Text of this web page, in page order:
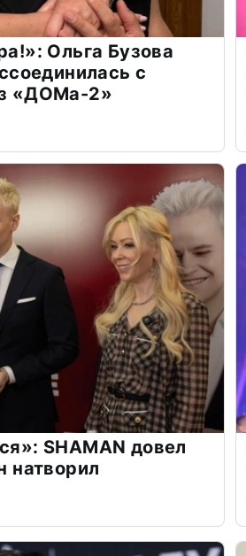
Ольга Бузова
с
«ДОМа-2»
SHAMAN довел
натворил